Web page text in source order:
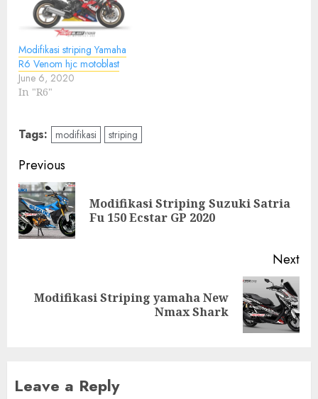
Modifikasi striping Yamaha
R6 Venom hjc motoblast
June 6, 2020
In "R6"
Tags: modifikasi striping
Post
navigation
Previous
Modifikasi Striping Suzuki Satria
Fu 150 Ecstar GP 2020
Next
Next
Modifikasi Striping yamaha New
Nmax Shark
Leave a Reply